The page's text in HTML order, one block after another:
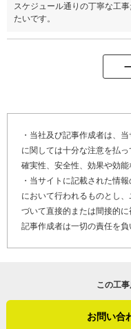
スケジュール通りの丁寧な工
たいです。
・当社及び記事作成者は、
に関しては十分な注意を払
確実性、安全性、効果や効能
・当サイトに記載された情
において行われるものとし
づいて直接的または間接的
記事作成者は一切の責任を負
この工
お問い合